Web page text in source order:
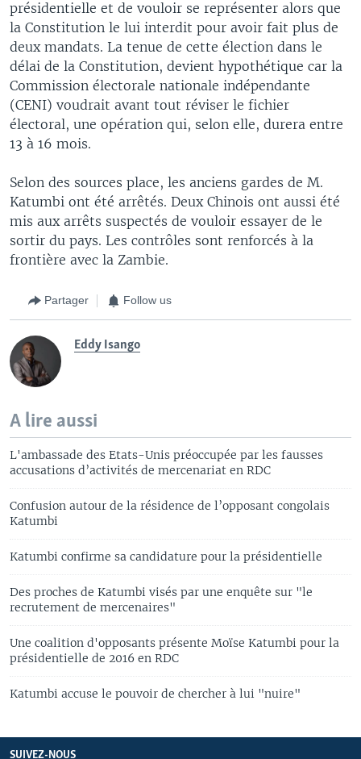
présidentielle et de vouloir se représenter alors que
la Constitution le lui interdit pour avoir fait plus de
deux mandats. La tenue de cette élection dans le
délai de la Constitution, devient hypothétique car la
Commission électorale nationale indépendante
(CENI) voudrait avant tout réviser le fichier
électoral, une opération qui, selon elle, durera entre
13 à 16 mois.
Selon des sources place, les anciens gardes de M.
Katumbi ont été arrêtés. Deux Chinois ont aussi été
mis aux arrêts suspectés de vouloir essayer de le
sortir du pays. Les contrôles sont renforcés à la
frontière avec la Zambie.
Partager Follow us
Eddy Isango
A lire aussi
L'ambassade des Etats-Unis préoccupée par les fausses
accusations d’activités de mercenariat en RDC
Confusion autour de la résidence de l’opposant congolais
Katumbi
Katumbi confirme sa candidature pour la présidentielle
Des proches de Katumbi visés par une enquête sur "le
recrutement de mercenaires"
Une coalition d'opposants présente Moïse Katumbi pour la
présidentielle de 2016 en RDC
Katumbi accuse le pouvoir de chercher à lui "nuire"
SUIVEZ-NOUS